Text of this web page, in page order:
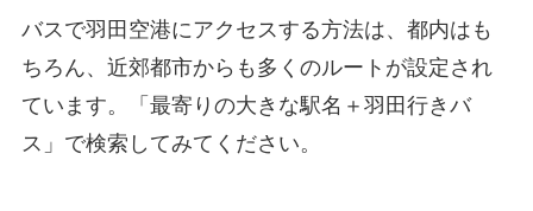
バスで羽田空港にアクセスする方法は、都内はも
ちろん、近郊都市からも多くのルートが設定され
ています。「最寄りの大きな駅名＋羽田行きバ
ス」で検索してみてください。